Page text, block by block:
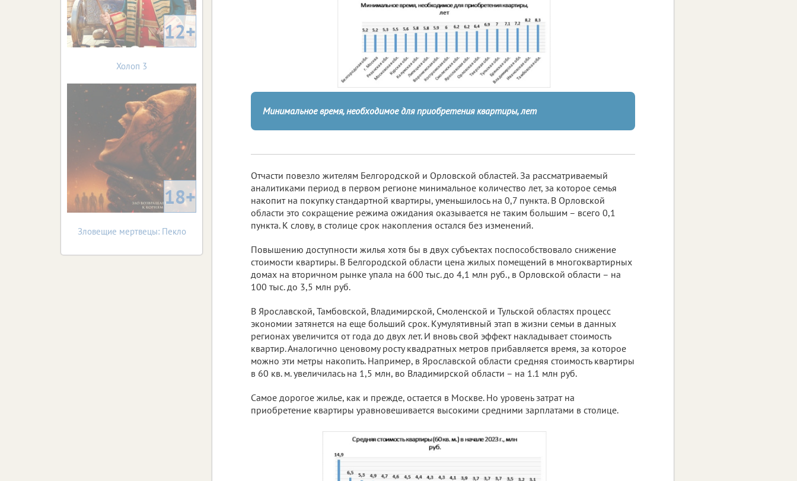
Минимальное время, необходимое для приобретения квартиры, лет
Отчасти повезло жителям Белгородской и Орловской областей. За рассматриваемый
аналитиками период в первом регионе минимальное количество лет, за которое семья
накопит на покупку стандартной квартиры, уменьшилось на 0,7 пункта. В Орловской
области это сокращение режима ожидания оказывается не таким большим – всего 0,1
пункта. К слову, в столице срок накопления остался без изменений.
Повышению доступности жилья хотя бы в двух субъектах поспособствовало снижение
стоимости квартиры. В Белгородской области цена жилых помещений в многоквартирных
домах на вторичном рынке упала на 600 тыс. до 4,1 млн руб., в Орловской области – на
100 тыс. до 3,5 млн руб.
В Ярославской, Тамбовской, Владимирской, Смоленской и Тульской областях процесс
экономии затянется на еще больший срок. Кумулятивный этап в жизни семьи в данных
регионах увеличится от года до двух лет. И вновь свой эффект накладывает стоимость
квартир. Аналогично ценовому росту квадратных метров прибавляется время, за которое
можно эти метры накопить. Например, в Ярославской области средняя стоимость квартиры
в 60 кв. м. увеличилась на 1,5 млн, во Владимирской области – на 1.1 млн руб.
Самое дорогое жилье, как и прежде, остается в Москве. Но уровень затрат на
приобретение квартиры уравновешивается высокими средними зарплатами в столице.
12+
Холоп 3
18+
Зловещие мертвецы: Пекло